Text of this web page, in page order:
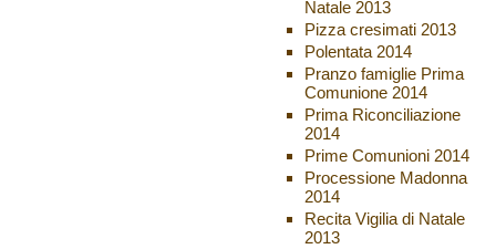
Natale 2013
Pizza cresimati 2013
Polentata 2014
Pranzo famiglie Prima
Comunione 2014
Prima Riconciliazione
2014
Prime Comunioni 2014
Processione Madonna
2014
Recita Vigilia di Natale
2013